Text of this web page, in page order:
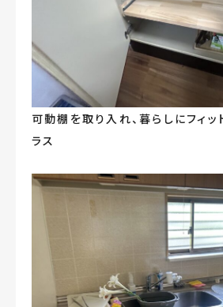
可動棚を取り入れ、暮らしにフィ
ラス